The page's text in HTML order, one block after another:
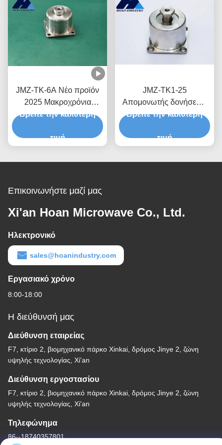
JMZ-TK-6A Νέο προϊόν
2025 Μακροχρόνια
απομόνωση δονήσεων
ταιριάζει με τον
τυποποιημένο εξοπλισμό
Βρείτε την καλύτερη
τιμή
JMZ-TK1-25
Απομονωτής δονήσεων
ευρύ φάσμα εφαρμογών
βιομηχανικούς τομείς και
Βρείτε την καλύτερη
τιμή
Επικοινωνήστε μαζί μας
Xi'an Hoan Microwave Co., Ltd.
Ηλεκτρονικό
sales@hoanindustry.com
Εργασιακό χρόνο
8:00-18:00
Η διεύθυνσή μας
Διεύθυνση εταιρείας
F7, κτίριο 2, βιομηχανικό πάρκο Xinkai, δρόμος Jinye 2, ζώνη
υψηλής τεχνολογίας, Xi'an
Διεύθυνση εργοστασίου
F7, κτίριο 2, βιομηχανικό πάρκο Xinkai, δρόμος Jinye 2, ζώνη
υψηλής τεχνολογίας, Xi'an
Τηλεφώνημα
86--18740357801